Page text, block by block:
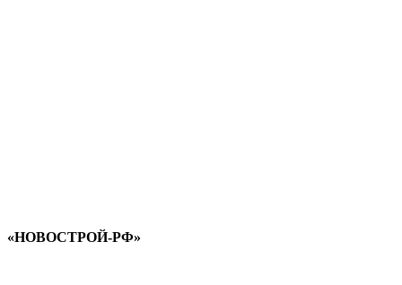
«НОВОСТРОЙ-РФ»